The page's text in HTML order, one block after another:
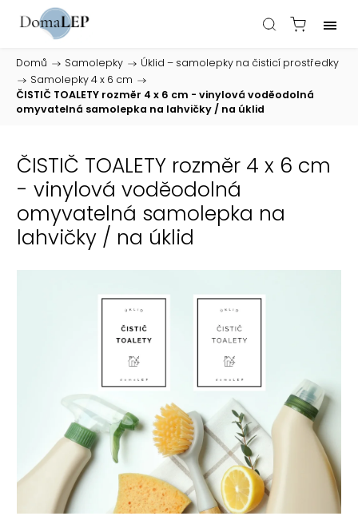
Domů / Samolepky /
Úklid – samolepky na čisticí prostředky
/
Samolepky 4 x 6 cm /
ČISTIČ TOALETY rozměr 4 x 6 cm - vinylová voděodolná
omyvatelná samolepka na lahvičky / na úklid
ČISTIČ TOALETY rozměr 4 x 6 cm
- vinylová voděodolná
omyvatelná samolepka na
lahvičky / na úklid